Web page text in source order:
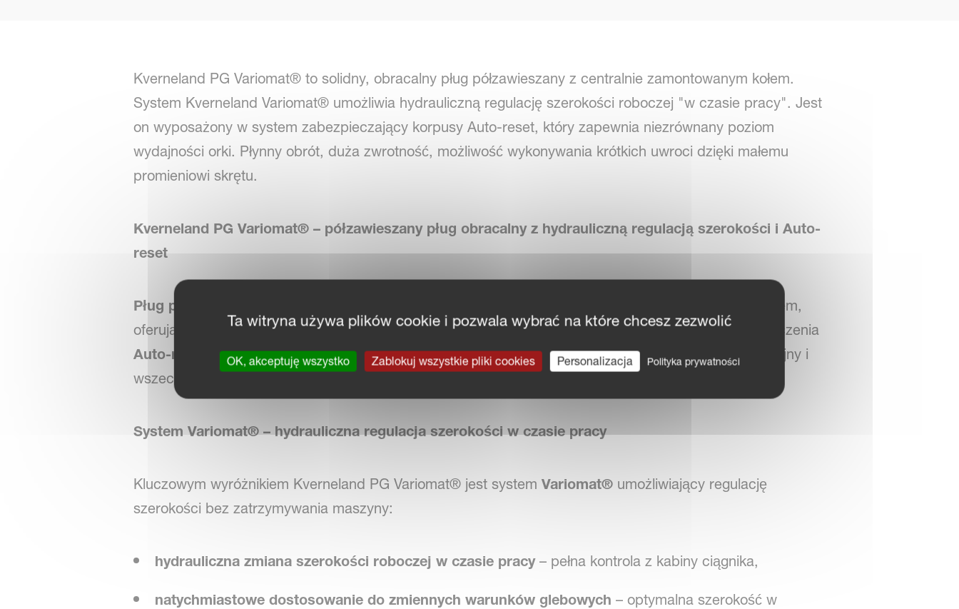
Kverneland PG Variomat® to solidny, obracalny pług półzawieszany z centralnie zamontowanym kołem.
System Kverneland Variomat® umożliwia hydrauliczną regulację szerokości roboczej "w czasie pracy". Jest
on wyposażony w system zabezpieczający korpusy Auto-reset, który zapewnia niezrównany poziom
wydajności orki. Płynny obrót, duża zwrotność, możliwość wykonywania krótkich uwroci dzięki małemu
promieniowi skrętu.
Kverneland PG Variomat® – półzawieszany pług obracalny z hydrauliczną regulacją szerokości i Auto-
reset
Pług półzawieszany Kverneland PG Variomat®
to solidna maszyna z centralnie zamontowanym kołem,
oferująca hydrauliczną regulację szerokości roboczejw czasie pracyi niezrównany system zabezpieczenia
Auto-reset
. Płynny obrót, duża zwrotność i mały promień skrętu sprawiają, że PG Variomat® to wydajny i
wszechstronny pług dla dużych i wymagających gospodarstw.
System Variomat® – hydrauliczna regulacja szerokości w czasie pracy
Kluczowym wyróżnikiem Kverneland PG Variomat® jest system Variomat®umożliwiający regulację
szerokości bez zatrzymywania maszyny:
hydrauliczna zmiana szerokości roboczej w czasie pracy– pełna kontrola z kabiny ciągnika,
natychmiastowe dostosowanie do zmiennych warunków glebowych – optymalna szerokość w
Ta witryna używa plików cookie i pozwala wybrać na które chcesz zezwolić
OK, akceptuję wszystko Zablokuj wszystkie pliki cookies Personalizacja Polityka prywatności